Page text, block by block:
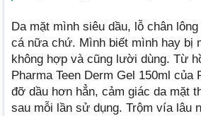
Da mặt mình siêu dầu, lỗ chân
cá nữa chứ. Mình biết mình hay bị
không hợp và cũng lười dùng. Từ
Pharma Teen Derm Gel 150ml của
đỡ dầu hơn hẳn, cảm giác da mặt
sau mỗi lần sử dụng. Trộm vía lâu